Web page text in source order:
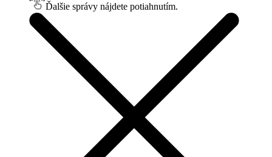
Ďalšie správy nájdete potiahnutím.